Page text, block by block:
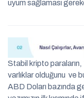
uyum sağlaması
Stabil kripto paraların,
varlıklar olduğunu ve
ABD Doları bazında